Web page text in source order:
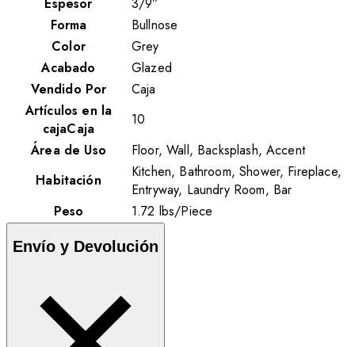
Forma
Bullnose
Color
Grey
Acabado
Glazed
Vendido Por
Caja
Artículos en la
cajaCaja
10
Área de Uso
Floor, Wall, Backsplash, Accent
Habitación
Kitchen, Bathroom, Shower, Fireplace,
Entryway, Laundry Room, Bar
Peso
1.72 lbs/Piece
Envío y Devolución